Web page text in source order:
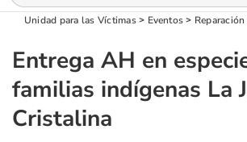
Unidad para las Víctimas> Eventos >
Entrega AH en
familias indígenas La
Cristalina